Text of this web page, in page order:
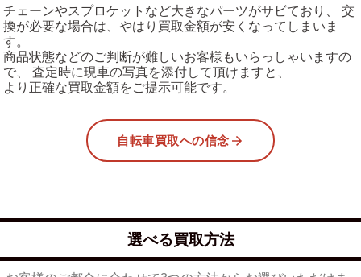
チェーンやスプロケットなど大きなパーツがサビており、 交
換が必要な場合は、やはり買取金額が安くなってしまいま
す。
商品状態などのご判断が難しいお客様もいらっしゃいますの
で、 査定時に現車の写真を添付して頂けますと、
より正確な買取金額をご提示可能です。
自転車買取への信念
選べる買取方法